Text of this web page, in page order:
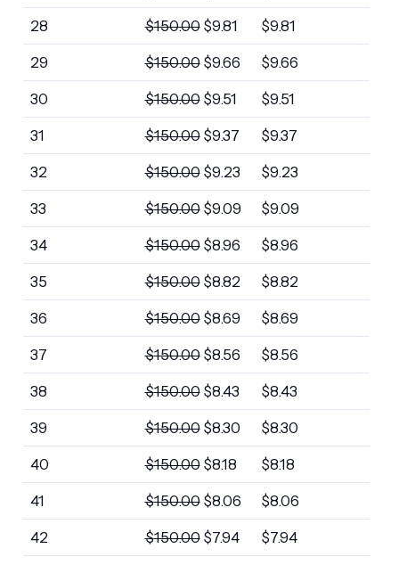
28 $150.00 $9.81 $9.81
29 $150.00 $9.66 $9.66
30 $150.00 $9.51 $9.51
31 $150.00 $9.37 $9.37
32 $150.00 $9.23 $9.23
33 $150.00 $9.09 $9.09
34 $150.00 $8.96 $8.96
35 $150.00 $8.82 $8.82
36 $150.00 $8.69 $8.69
37 $150.00 $8.56 $8.56
38 $150.00 $8.43 $8.43
39 $150.00 $8.30 $8.30
40 $150.00 $8.18 $8.18
41 $150.00 $8.06 $8.06
42 $150.00 $7.94 $7.94